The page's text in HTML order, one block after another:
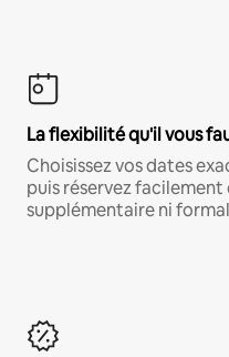
La flexibilité qu'il vous
Choisissez vos dates
puis réservez facilement
supplémentaire ni